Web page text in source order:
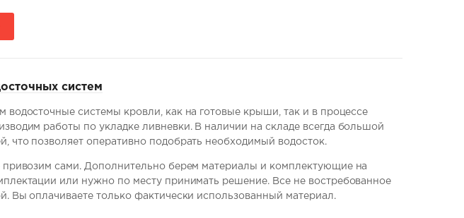
систем
водосточные системы кровли, как на готовые крыши, так и в процессе
работы по укладке ливневки. В наличии на складе всегда большой
что позволяет оперативно подобрать необходимый водосток.
привозим сами. Дополнительно берем материалы и комплектующие на
или нужно по месту принимать решение. Все не востребованное
Вы оплачиваете только фактически использованный материал.